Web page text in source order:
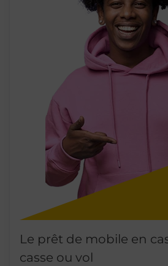
Le prêt de mobile en
casse ou vol